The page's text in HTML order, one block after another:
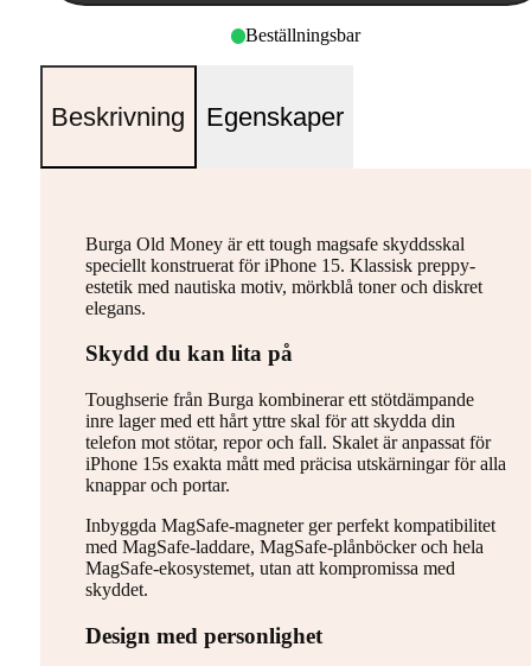
Beställningsbar
Beskrivning Egenskaper
Burga Old Money är ett tough magsafe skyddsskal
speciellt konstruerat för iPhone 15. Klassisk preppy-
estetik med nautiska motiv, mörkblå toner och diskret
elegans.
Skydd du kan lita på
Toughserie från Burga kombinerar ett stötdämpande
inre lager med ett hårt yttre skal för att skydda din
telefon mot stötar, repor och fall. Skalet är anpassat för
iPhone 15s exakta mått med präcisa utskärningar för alla
knappar och portar.
Inbyggda MagSafe-magneter ger perfekt kompatibilitet
med MagSafe-laddare, MagSafe-plånböcker och hela
MagSafe-ekosystemet, utan att kompromissa med
skyddet.
Design med personlighet